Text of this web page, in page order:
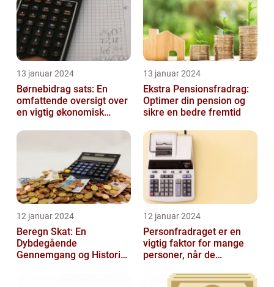
13 januar 2024
Børnebidrag sats: En
omfattende oversigt over
en vigtig økonomisk
13 januar 2024
Ekstra Pensionsfradrag:
Optimer din pension og
sikre en bedre fremtid
12 januar 2024
Beregn Skat: En
Dybdegående
Gennemgang og Historisk
12 januar 2024
Personfradraget er en
vigtig faktor for mange
personer, når de
til Skattem...